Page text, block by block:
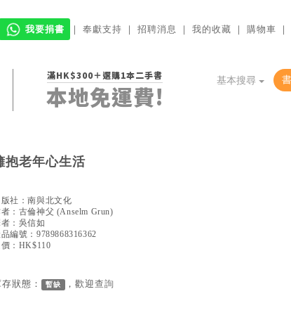
我要捐書 ｜ 奉獻支持 ｜ 招聘消息 ｜ 我的收藏 ｜ 購物車 ｜
滿HK$300＋選購1本二手書
本地免運費!
基本搜尋
抱老年心生活
社：南與北文化
： 古倫神父 (Anselm Grun)
： 吳信如
編號： 9789868316362
：HK$110
狀態： 暫缺 ，歡迎查詢